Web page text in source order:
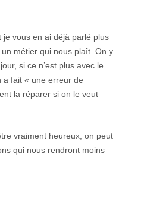
je vous en ai déjà parlé plus
métier qui nous plaît. On y
si ce n’est plus avec le
a fait « une erreur de
la réparer si on le veut
vraiment heureux, on peut
qui nous rendront moins